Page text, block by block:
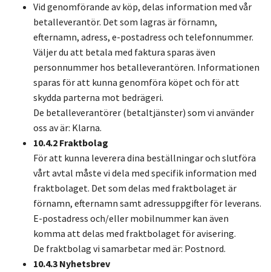
Vid genomförande av köp, delas information med vår
betalleverantör. Det som lagras är förnamn,
efternamn, adress, e-postadress och telefonnummer.
Väljer du att betala med faktura sparas även
personnummer hos betalleverantören. Informationen
sparas för att kunna genomföra köpet och för att
skydda parterna mot bedrägeri.
De betalleverantörer (betaltjänster) som vi använder
oss av är: Klarna.
10.4.2 Fraktbolag
För att kunna leverera dina beställningar och slutföra
vårt avtal måste vi dela med specifik information med
fraktbolaget. Det som delas med fraktbolaget är
förnamn, efternamn samt adressuppgifter för leverans.
E-postadress och/eller mobilnummer kan även
komma att delas med fraktbolaget för avisering.
De fraktbolag vi samarbetar med är: Postnord.
10.4.3 Nyhetsbrev